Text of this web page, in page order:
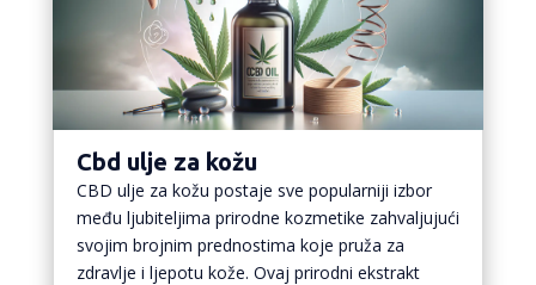
Cbd ulje za kožu
CBD ulje za kožu postaje sve popularniji izbor
među ljubiteljima prirodne kozmetike zahvaljujući
svojim brojnim prednostima koje pruža za
zdravlje i ljepotu kože. Ovaj prirodni ekstrakt